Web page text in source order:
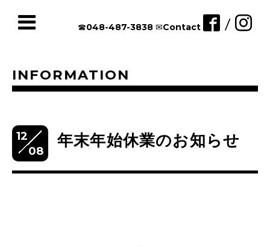
☎︎048-487-3838 ✉︎Contact /
INFORMATION
12
08
年末年始休業のお知らせ